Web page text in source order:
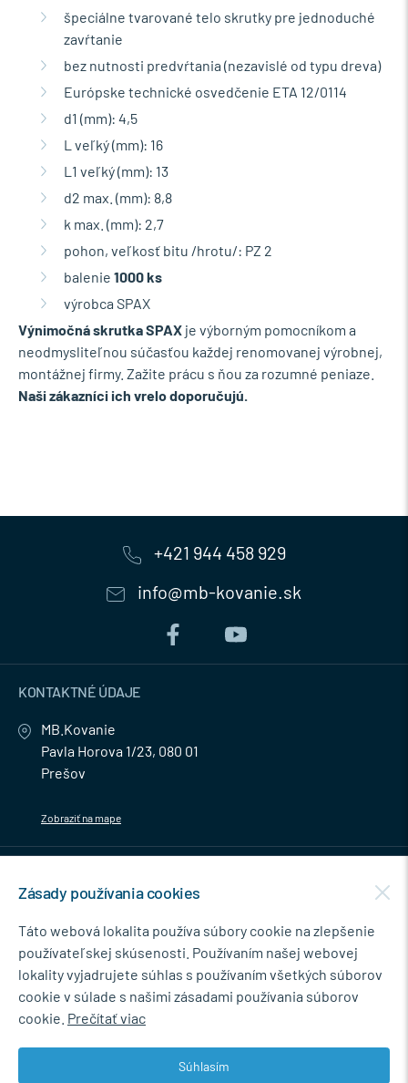
špeciálne tvarované telo skrutky pre jednoduché
zavŕtanie
bez nutnosti predvŕtania (nezavislé od typu dreva)
Európske technické osvedčenie ETA 12/0114
d1 (mm): 4,5
L veľký (mm): 16
L1 veľký (mm): 13
d2 max. (mm): 8,8
k max. (mm): 2,7
pohon, veľkosť bitu /hrotu/: PZ 2
balenie 1000 ks
výrobca SPAX
Výnimočná skrutka SPAX je výborným pomocníkom a
neodmysliteľnou súčasťou každej renomovanej výrobnej,
montážnej firmy. Zažite prácu s ňou za rozumné peniaze.
Naši zákazníci ich vrelo doporučujú.
+421 944 458 929
info@mb-kovanie.sk
KONTAKTNÉ ÚDAJE
MB.Kovanie
Pavla Horova 1/23, 080 01
Prešov
Zobraziť na mape
NEWSLETTER
Súhlasím so spracovaním osobných údajov pre marketingové účely.
Zásady ochrany osobných údajov
Zásady používania cookies
Táto webová lokalita používa súbory cookie na zlepšenie
používateľskej skúsenosti. Používaním našej webovej
lokality vyjadrujete súhlas s používaním všetkých súborov
cookie v súlade s našimi zásadami používania súborov
cookie. Prečítať viac
Súhlasím